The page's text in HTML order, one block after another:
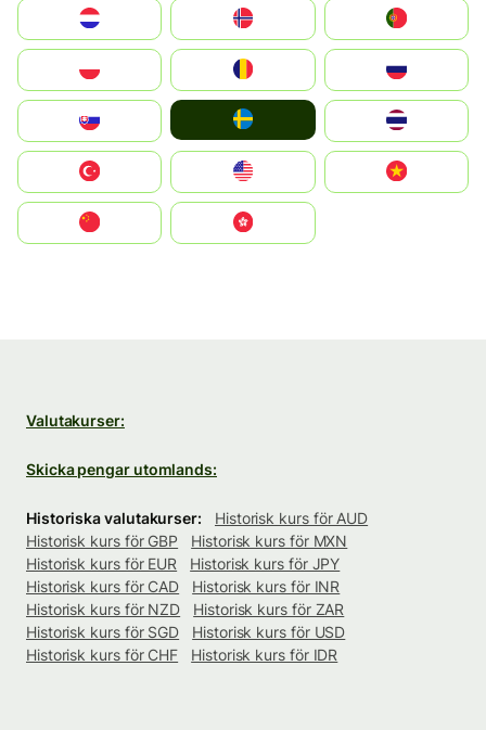
United States
中國香港特別行政區
Valutakurser:
Skicka pengar utomlands:
Historiska valutakurser:
Historisk kurs för AUD
Historisk kurs för GBP
Historisk kurs för MXN
Historisk kurs för EUR
Historisk kurs för JPY
Historisk kurs för CAD
Historisk kurs för INR
Historisk kurs för NZD
Historisk kurs för ZAR
Historisk kurs för SGD
Historisk kurs för USD
Historisk kurs för CHF
Historisk kurs för IDR